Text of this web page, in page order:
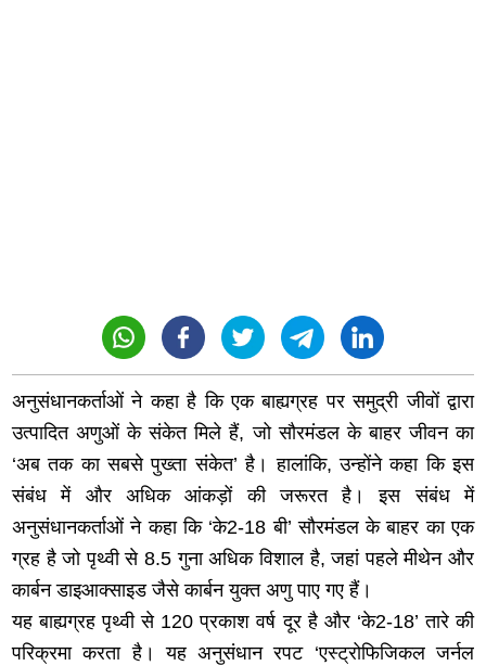
अनुसंधानकर्ताओं ने कहा है कि एक बाह्यग्रह पर समुद्री जीवों द्वारा
उत्पादित अणुओं के संकेत मिले हैं, जो सौरमंडल के बाहर जीवन का
‘अब तक का सबसे पुख्ता संकेत’ है। हालांकि, उन्होंने कहा कि इस
संबंध में और अधिक आंकड़ों की जरूरत है। इस संबंध में
अनुसंधानकर्ताओं ने कहा कि ‘के2-18 बी’ सौरमंडल के बाहर का एक
ग्रह है जो पृथ्वी से 8.5 गुना अधिक विशाल है, जहां पहले मीथेन और
कार्बन डाइआक्साइड जैसे कार्बन युक्त अणु पाए गए हैं।
यह बाह्यग्रह पृथ्वी से 120 प्रकाश वर्ष दूर है और ‘के2-18’ तारे की
परिक्रमा करता है। यह अनुसंधान रपट ‘एस्ट्रोफिजिकल जर्नल